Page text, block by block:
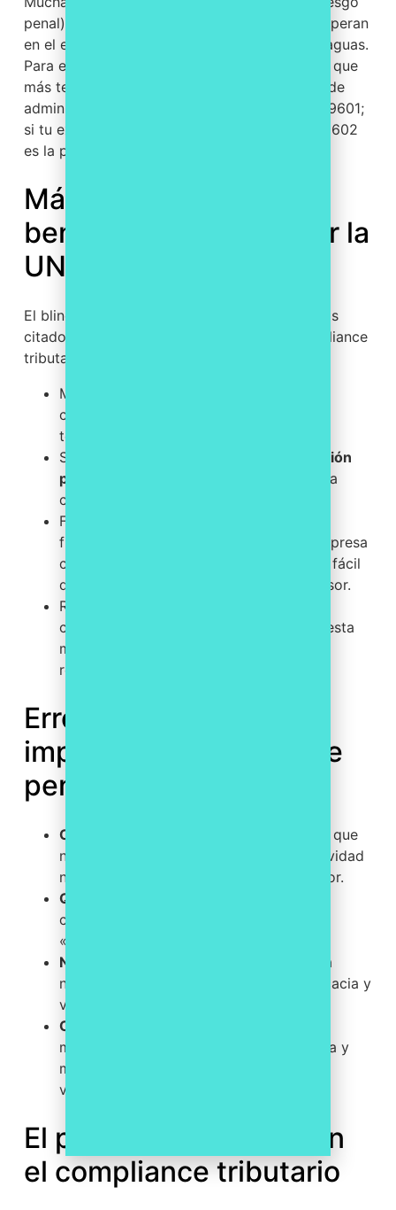
penal) con la
(riesgo fiscal) y, si operan
en el exterior, añaden la ISO 37301 como paraguas.
Para elegir, parte de tu mapa de riesgos: si lo que
más te preocupa es la responsabilidad penal de
administradores y sociedad, empieza por la 19601;
si tu exposición es sobre todo tributaria, la 19602
es la prioritaria.
Más allá del eximente:
beneficios de implantar la
UNE 19602
El blindaje frente a sanciones es el motivo más
citado, pero no el único. Un sistema de compliance
tributario bien implantado también:
Mejora la
confianza con la Administración y con
terceros.
Suma puntos en
licitaciones y contratación
pública
, donde cada vez se valora más la
cultura de cumplimiento.
Facilita la
financiación o una compraventa: una empresa
con riesgos fiscales controlados es más fácil
de auditar y más atractiva para un inversor.
Reduce sobresaltos: detectar una
contingencia fiscal a tiempo siempre cuesta
menos que regularizarla después con
recargos.
Errores frecuentes al
implantar el compliance
penal y tributario
Copiar un manual genérico.
Un sistema que
no parte de los riesgos reales de tu actividad
no convence ni a un juez ni a un inspector.
Quedarse en el papel.
controles y evidencias de que el modelo
«vive», el sistema no protege.
No actualizarlo.
Cambian el negocio y la
norma; un modelo congelado pierde eficacia y
validez con el tiempo.
Olvidar el órgano de cumplimiento.
modelo exige una función con autonomía y
medios suficientes para supervisarlo de
verdad.
El papel del software en
el compliance tributario